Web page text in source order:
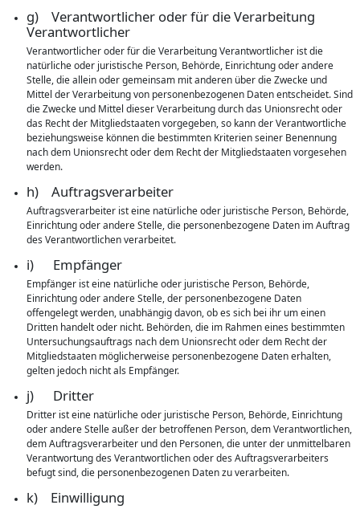
g) Verantwortlicher oder für die Verarbeitung
Verantwortlicher
Verantwortlicher oder für die Verarbeitung Verantwortlicher ist die
natürliche oder juristische Person, Behörde, Einrichtung oder andere
Stelle, die allein oder gemeinsam mit anderen über die Zwecke und
Mittel der Verarbeitung von personenbezogenen Daten entscheidet. Sind
die Zwecke und Mittel dieser Verarbeitung durch das Unionsrecht oder
das Recht der Mitgliedstaaten vorgegeben, so kann der Verantwortliche
beziehungsweise können die bestimmten Kriterien seiner Benennung
nach dem Unionsrecht oder dem Recht der Mitgliedstaaten vorgesehen
werden.
h) Auftragsverarbeiter
Auftragsverarbeiter ist eine natürliche oder juristische Person, Behörde,
Einrichtung oder andere Stelle, die personenbezogene Daten im Auftrag
des Verantwortlichen verarbeitet.
i) Empfänger
Empfänger ist eine natürliche oder juristische Person, Behörde,
Einrichtung oder andere Stelle, der personenbezogene Daten
offengelegt werden, unabhängig davon, ob es sich bei ihr um einen
Dritten handelt oder nicht. Behörden, die im Rahmen eines bestimmten
Untersuchungsauftrags nach dem Unionsrecht oder dem Recht der
Mitgliedstaaten möglicherweise personenbezogene Daten erhalten,
gelten jedoch nicht als Empfänger.
j) Dritter
Dritter ist eine natürliche oder juristische Person, Behörde, Einrichtung
oder andere Stelle außer der betroffenen Person, dem Verantwortlichen,
dem Auftragsverarbeiter und den Personen, die unter der unmittelbaren
Verantwortung des Verantwortlichen oder des Auftragsverarbeiters
befugt sind, die personenbezogenen Daten zu verarbeiten.
k) Einwilligung